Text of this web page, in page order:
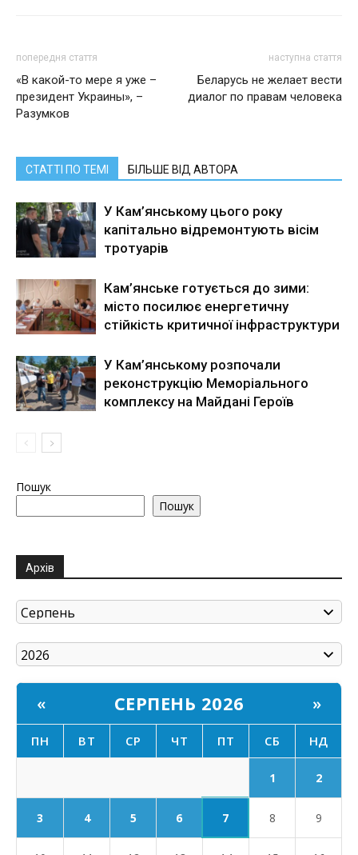
попередня стаття
«В какой-то мере я уже –
президент Украины», –
Разумков
наступна стаття
Беларусь не желает вести
диалог по правам человека
СТАТТІ ПО ТЕМІ БІЛЬШЕ ВІД АВТОРА
У Кам’янському цього року
капітально відремонтують вісім
тротуарів
Кам’янське готується до зими:
місто посилює енергетичну
стійкість критичної інфраструктури
У Кам’янському розпочали
реконструкцію Меморіального
комплексу на Майдані Героїв
Пошук
Пошук
Архів
« СЕРПЕНЬ 2026 »
ПН ВТ СР ЧТ ПТ СБ НД
1 2
3 4 5 6 7 8 9